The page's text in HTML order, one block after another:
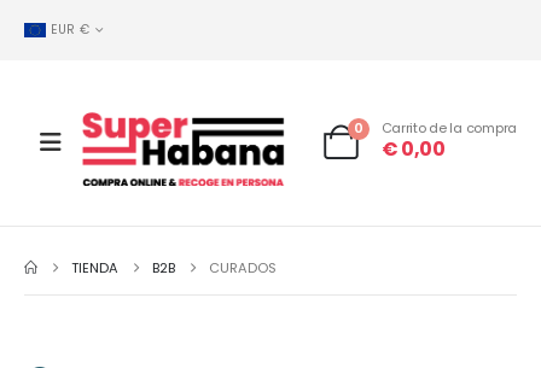
EUR €
0 Carrito de la compra
€0,00
TIENDA B2B CURADOS